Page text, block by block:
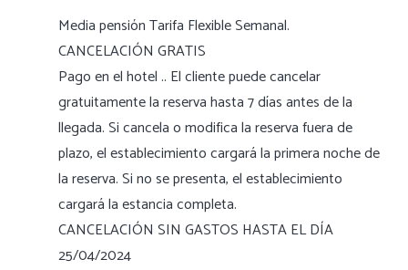
Media pensión Tarifa Flexible Semanal.
CANCELACIÓN GRATIS
Pago en el hotel .. El cliente puede cancelar
gratuitamente la reserva hasta 7 días antes de la
llegada. Si cancela o modifica la reserva fuera de
plazo, el establecimiento cargará la primera noche de
la reserva. Si no se presenta, el establecimiento
cargará la estancia completa.
CANCELACIÓN SIN GASTOS HASTA EL DÍA
25/04/2024